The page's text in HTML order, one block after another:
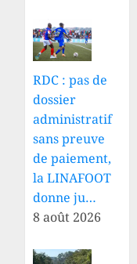
RDC : pas de
dossier
administratif
sans preuve
de paiement,
la LINAFOOT
donne ju…
8 août 2026